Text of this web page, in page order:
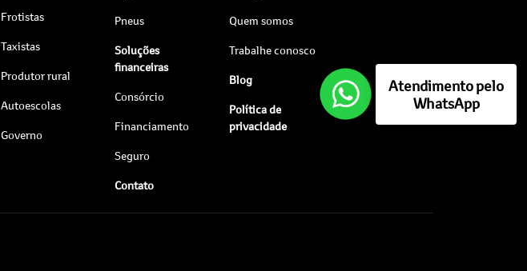
Frotistas
Taxistas
Produtor rural
Autoescolas
Governo
Pneus
Soluções
financeiras
Consórcio
Financiamento
Seguro
Contato
Quem somos
Trabalhe conosco
Blog
Política de
privacidade
Atendimento pelo
WhatsApp